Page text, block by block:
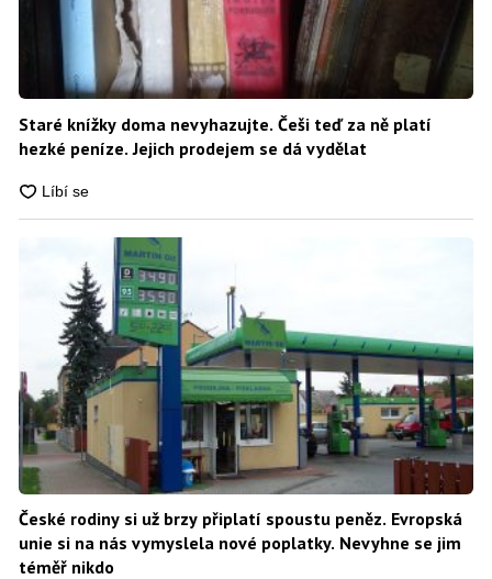
Staré knížky doma nevyhazujte. Češi teď za ně platí
hezké peníze. Jejich prodejem se dá vydělat
České rodiny si už brzy připlatí spoustu peněz. Evropská
unie si na nás vymyslela nové poplatky. Nevyhne se jim
téměř nikdo